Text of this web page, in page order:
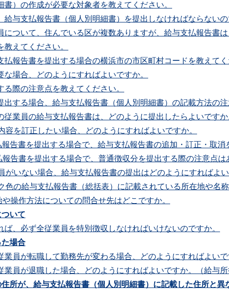
）の作成が必要な対象者を教えてください。
与支払報告書（個人別明細書）を提出しなければならないの
ついて、住んでいる区が複数ありますが、給与支払報告書は
えてください。
報告書を提出する場合の横浜市の市区町村コードを教えてく
場合、どのようにすればよいですか。
際の注意点を教えてください。
する場合、給与支払報告書（個人別明細書）の記載方法の注
業員の給与支払報告書は、どのように提出したらよいですか
を訂正したい場合、どのようにすればよいですか。
告書を提出する場合で、給与支払報告書の追加・訂正・取消
告書を提出する場合で、普通徴収分を提出する際の注意点は
がいない場合、給与支払報告書の提出はどのようにすればよい
色の給与支払報告書（総括表）に記載されている所在地や名
操作方法についての問合せ先はどこですか。
いて
、必ず全従業員を特別徴収しなければいけないのですか。
場合
員が転職して勤務先が変わる場合、どのようにすればよい
員が退職した場合、どのようにすればよいですか。（給与所
所が、給与支払報告書（個人別明細書）に記載した住所と異